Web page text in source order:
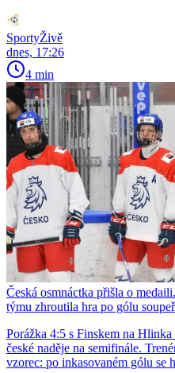
SportyŽivě
dnes, 17:26
4 min
Česká osmnáctka přišla o
týmu zhroutila hra po gólu
Porážka 4:5 s Finskem na
české naděje na semifinále.
vzorec: po inkasovaném gólu se